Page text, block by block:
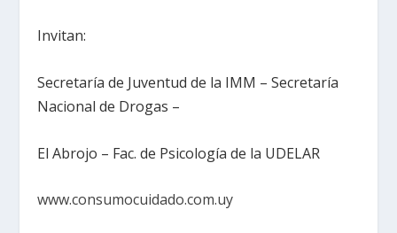
Invitan:
Secretaría de Juventud de la IMM – Secretaría
Nacional de Drogas –
El Abrojo – Fac. de Psicología de la UDELAR
www.consumocuidado.com.uy